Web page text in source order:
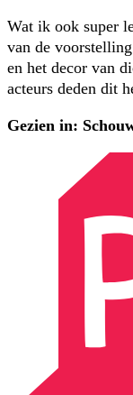
Wat ik ook super
van de
en het decor van
acteurs deden dit
Gezien in: